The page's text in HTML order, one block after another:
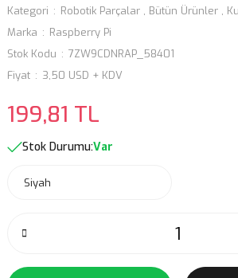
Kategori Robotik Parçalar , Bütün Ürünler ,
Marka
Raspberry Pi
Stok Kodu
7ZW9CDNRAP_58401
Fiyat
3,50 USD + KDV
199,81 TL
Stok Durumu:Var